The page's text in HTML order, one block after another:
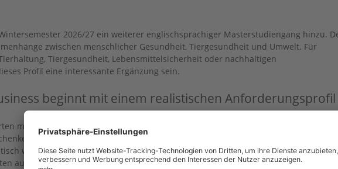
2026/27 ein weiterer englischsprachiger Masterstudiengang hinzu.
zwischen menschlicher Gesundheit, Tiergesundheit und Umwelt. Für
Tiergesundheit, Lebensmittelsicherheit oder nachhaltigen
Profil eine interessante Ergänzung sein.
beginnt mit einem realistischen Anforderungsprofil
mit einer langen Liste fachlicher Anforderungen. Ein bestimmter
und möglichst ein direkter Bezug zur landwirtschaftlichen Praxis: All
wird es, wenn Anforderungen zu eng formuliert sind und dadurch relevante
ausgeschlossen werden.